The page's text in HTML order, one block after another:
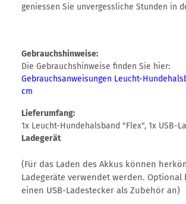
geniessen Sie unvergessliche Stunden in
Gebrauchshinweise:
Die Gebrauchshinweise finden Sie hier:
Gebrauchsanweisungen Leucht-
cm
Lieferumfang:
1x Leucht-Hundehalsband "Flex", 1x USB-
Ladegerät
(Für das Laden des Akkus können
Ladegeräte verwendet werden. Optional
einen USB-Ladestecker als Zubehör an)